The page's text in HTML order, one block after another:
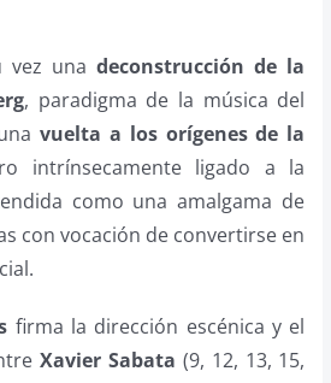
vez unadeconstrucción de la
, paradigma de la música del
vuelta a los orígenes de la
intrínsecamente ligado a la
como una amalgama de
con vocación de convertirse en
firma la dirección escénica y el
Xavier Sabata (9, 12, 13, 15,